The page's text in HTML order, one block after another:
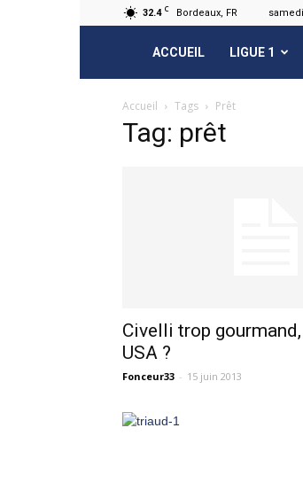
32.4 C Bordeaux, FR
FCGB.net
ACCUEIL LIGUE 1
Accueil Tags Prêt
Tag: prêt
Civelli trop
USA ?
Fonceur33 - 15 juin 2013